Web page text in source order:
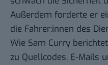
Außerdem forderte er
die Fahrer:innen des
Wie Sam Curry
zu Quellcodes, E-Mails